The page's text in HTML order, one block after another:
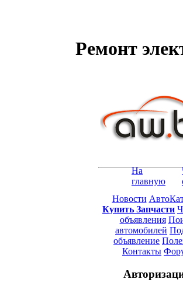
Ремонт
На
главную
Новости
Купить Запчасти
объявления
автомобилей
объявление
Контакты